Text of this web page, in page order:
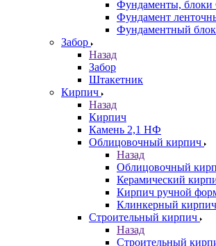
Фундаменты,
Фундамент
Фундаментный
Забор
Назад
Забор
Штакетник
Кирпич
Назад
Кирпич
Камень 2,1 НФ
Облицовочный кирпич
Назад
Облицовочный
Керамический
Кирпич ручной
Клинкерный кирпич
Строительный кирпич
Назад
Строительный